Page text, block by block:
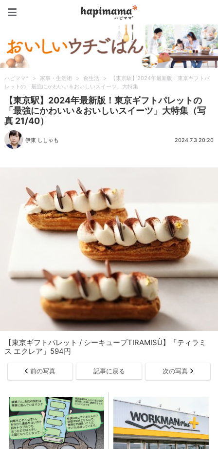
ハピママ* > 家事・生活術 > 食生活 >
【東京駅】2024年最新版！東京ギフトパ
レットの「最強にかわいい＆おいしいスイーツ」大特集
【東京駅】2024年最新版！東京ギフトパレットの
「最強にかわいい＆おいしいスイーツ」大特集（写
真 21/40）
伊東 ししゃも 2024.7.3 20:20
【東京ギフトパレット / シーキューブTIRAMISÙ】「ティラミ
ス エクレア」594円
前の写真 記事に戻る 次の写真